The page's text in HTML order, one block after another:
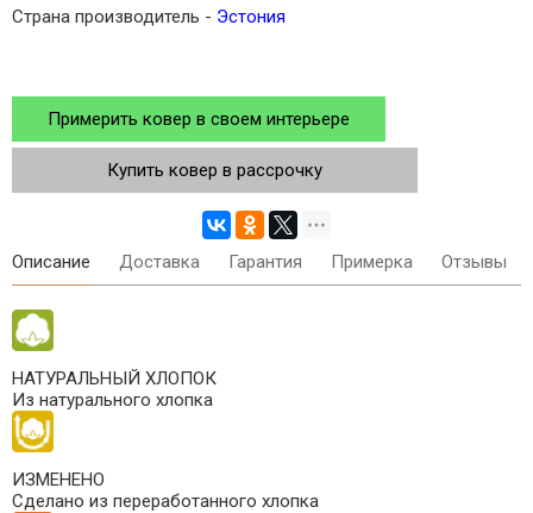
Страна производитель - Эстония
Примерить ковер в своем интерьере
Купить ковер в рассрочку
Описание Доставка Гарантия Примерка Отзывы
НАТУРАЛЬНЫЙ ХЛОПОК
Из натурального хлопка
ИЗМЕНЕНО
Сделано из переработанного хлопка